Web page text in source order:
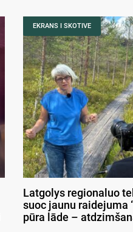
EKRANS I SKOTIVE
Latgolys regionaluo
suoc jaunu raidejuma
pūra lāde –